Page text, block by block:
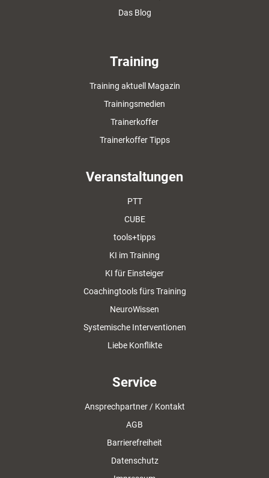
Das Blog
Training
Training aktuell Magazin
Trainingsmedien
Trainerkoffer
Trainerkoffer Tipps
Veranstaltungen
PTT
CUBE
tools+tipps
KI im Training
KI für Einsteiger
Coachingtools fürs Training
NeuroWissen
Systemische Interventionen
Liebe Konflikte
Service
Ansprechpartner / Kontakt
AGB
Barrierefreiheit
Datenschutz